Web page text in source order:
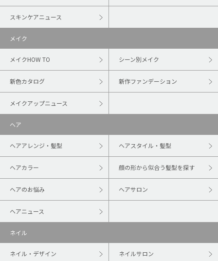
スキンケアニュース
メイク
メイクHOW TO シーン別メイク
新色カタログ 新作ファンデーション
メイクアップニュース
ヘア
ヘアアレンジ・髪型 ヘアスタイル・髪型
ヘアカラー 顔の形から似合う髪型を探す
ヘアのお悩み ヘアサロン
ヘアニュース
ネイル
ネイル・デザイン ネイルサロン